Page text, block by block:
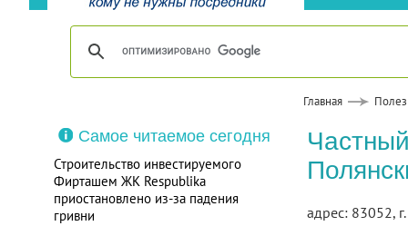
Главная
Самое читаемое сегодня
Строительство инвестируемого
Фирташем ЖК Respublika
приостановлено из-за падения
гривни
адрес: 83052,